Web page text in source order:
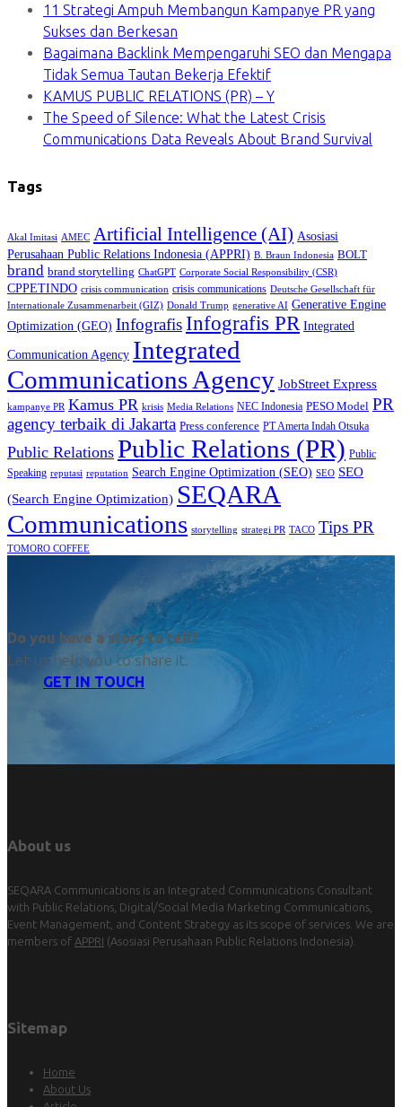
11 Strategi Ampuh Membangun Kampanye PR yang
Sukses dan Berkesan
Bagaimana Backlink Mempengaruhi SEO dan Mengapa
Tidak Semua Tautan Bekerja Efektif
KAMUS PUBLIC RELATIONS (PR) – Y
The Speed of Silence: What the Latest Crisis
Communications Data Reveals About Brand Survival
Tags
Akal Imitasi AMEC Artificial Intelligence (AI) Asosiasi
Perusahaan Public Relations Indonesia (APPRI) B. Braun Indonesia BOLT
brand brand storytelling ChatGPT Corporate Social Responsibility (CSR)
CPPETINDO crisis communication crisis communications Deutsche Gesellschaft für
Internationale Zusammenarbeit (GIZ) Donald Trump generative AI Generative Engine
Optimization (GEO) InfografisInfografis PR Integrated
Communication Agency Integrated
Communications Agency JobStreet Express
kampanye PR Kamus PR krisis Media Relations NEC Indonesia PESO Model PR
agency terbaik di Jakarta Press conference PT Amerta Indah Otsuka
Public Relations Public Relations (PR) Public
Speaking reputasi reputation Search Engine Optimization (SEO) SEO SEO
(Search Engine Optimization) SEQARA
Communications storytelling strategi PR TACO Tips PR
TOMORO COFFEE
Do you have a story to tell?
Let us help you to share it.
GET IN TOUCH
About us
SEQARA Communications is an Integrated Communications Consultant
with Public Relations, Digital/Social Media Marketing Communications,
Event Management, and Content Strategy as its scope of services. We are
members of APPRI (Asosiasi Perusahaan Public Relations Indonesia).
Sitemap
Home
About Us